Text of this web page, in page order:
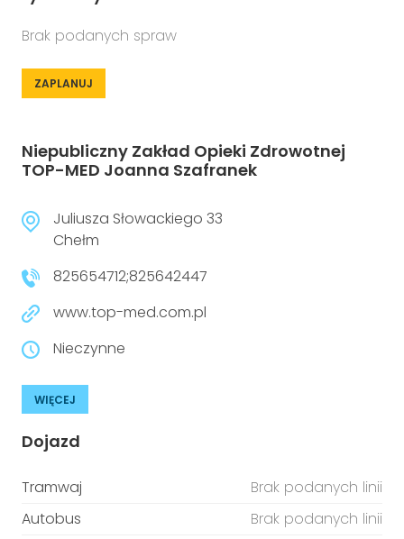
Brak podanych spraw
ZAPLANUJ
Niepubliczny Zakład Opieki Zdrowotnej
TOP-MED Joanna Szafranek
Juliusza Słowackiego 33
Chełm
825654712;825642447
www.top-med.com.pl
Nieczynne
WIĘCEJ
Dojazd
Tramwaj
Brak podanych linii
Autobus
Brak podanych linii